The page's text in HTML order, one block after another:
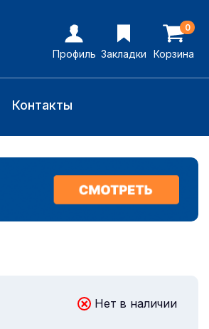
Профиль Закладки
0
Корзина
Контакты
Нет в наличии